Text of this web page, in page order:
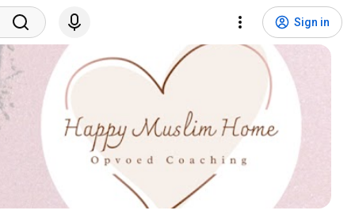
Sign in